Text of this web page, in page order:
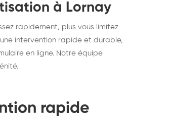
à Lornay
rapidement, plus vous limitez
intervention rapide et durable,
en ligne. Notre équipe
rapide